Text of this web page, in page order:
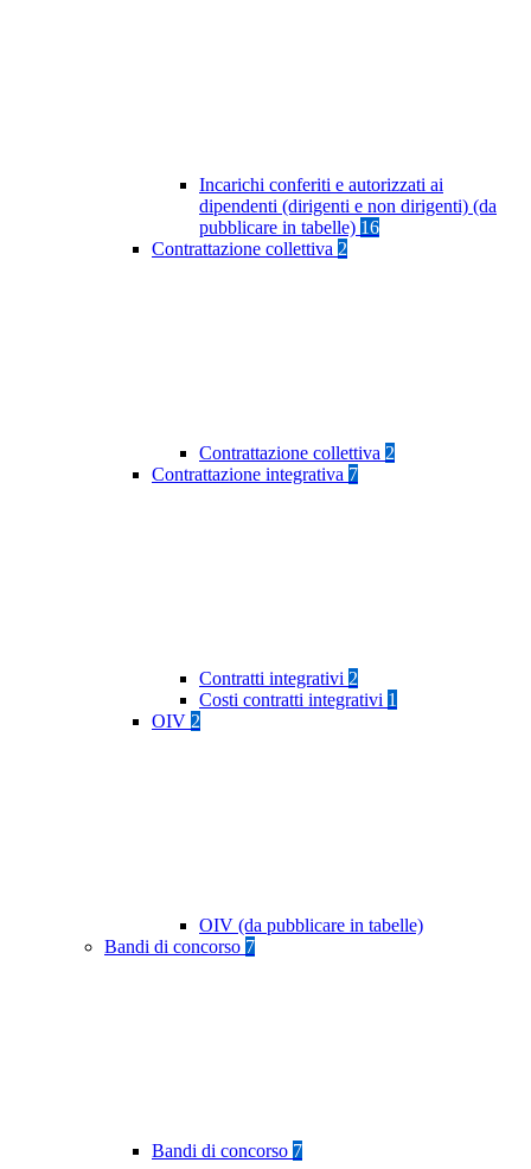
Incarichi conferiti e autorizzati ai
dipendenti (dirigenti e non dirigenti) (da
pubblicare in tabelle) 16
Contrattazione collettiva 2
Contrattazione collettiva 2
Contrattazione integrativa 7
Contratti integrativi 2
Costi contratti integrativi 1
OIV 2
OIV (da pubblicare in tabelle)
Bandi di concorso 7
Bandi di concorso 7